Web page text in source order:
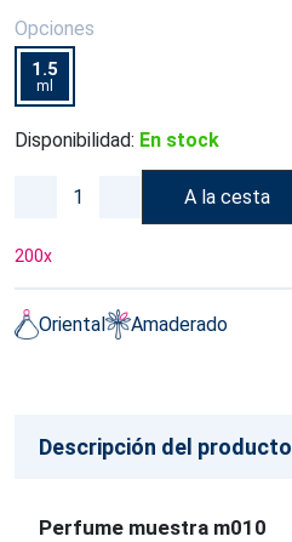
Opciones
1.5
ml
Disponibilidad: En stock
A la cesta
200x
Oriental Amaderado
Descripción del producto
Perfume muestra m010